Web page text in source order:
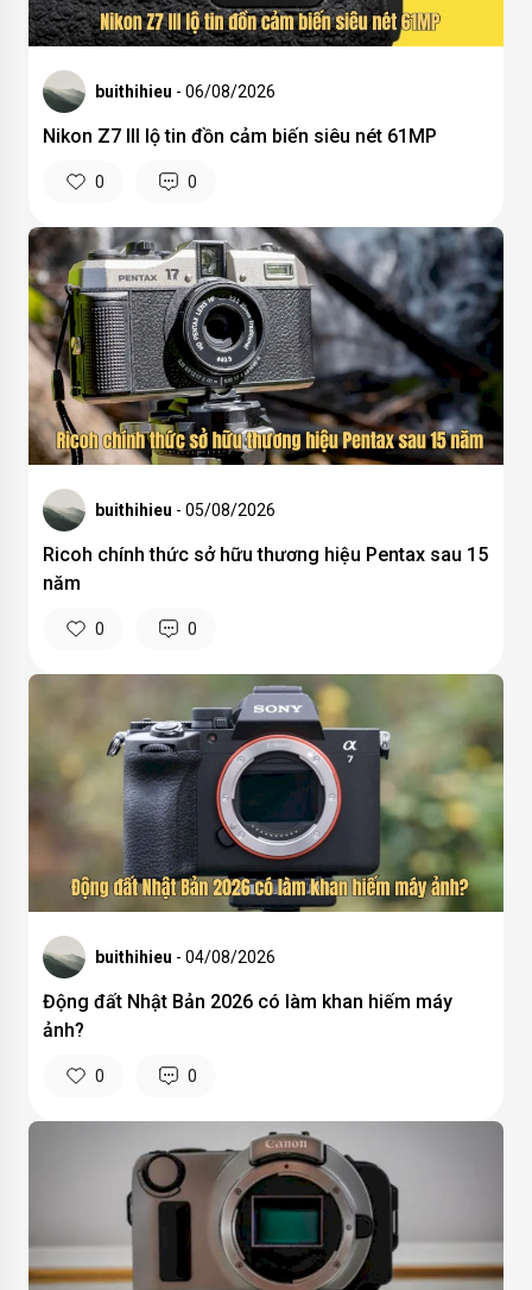
buithihieu - 06/08/2026
Nikon Z7 III lộ tin đồn cảm biến siêu nét 61MP
0 0
buithihieu - 05/08/2026
Ricoh chính thức sở hữu thương hiệu Pentax sau 15
năm
0 0
buithihieu - 04/08/2026
Động đất Nhật Bản 2026 có làm khan hiếm máy
ảnh?
0 0